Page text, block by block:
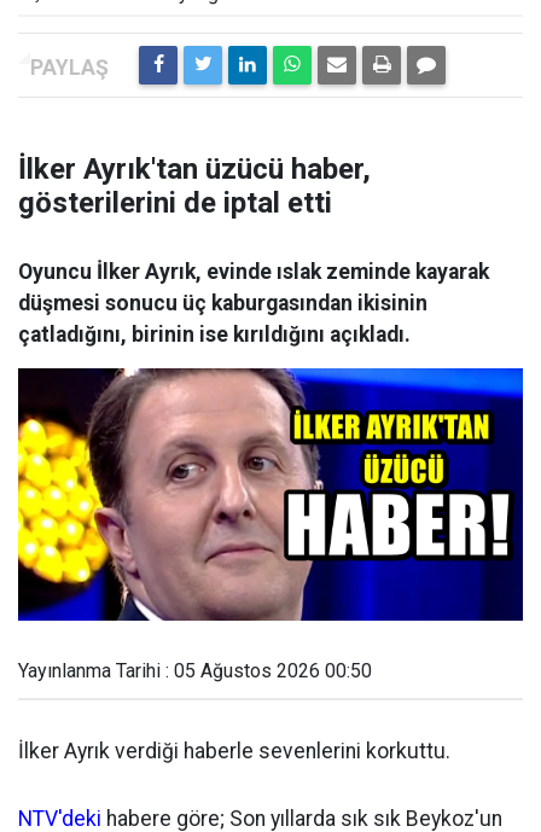
İlker Ayrık'tan üzücü haber,
gösterilerini de iptal etti
Oyuncu İlker Ayrık, evinde ıslak zeminde kayarak
düşmesi sonucu üç kaburgasından ikisinin
çatladığını, birinin ise kırıldığını açıkladı.
Yayınlanma Tarihi : 05 Ağustos 2026 00:50
İlker Ayrık verdiği haberle sevenlerini korkuttu.
NTV'deki habere göre; Son yıllarda sık sık Beykoz'un